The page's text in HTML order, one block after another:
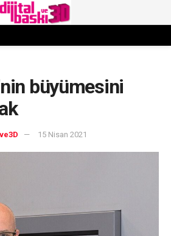
büyümesini
15 Nisan 2021